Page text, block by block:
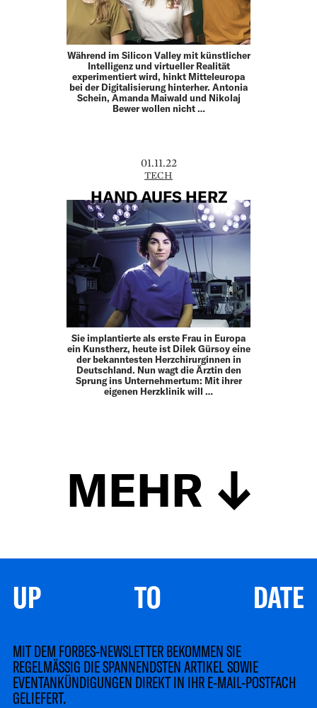
Während im Silicon Valley mit künstlicher
Intelligenz und virtueller Realität
experimentiert wird, hinkt Mitteleuropa
bei der Digitalisierung hinterher. Antonia
Schein, Amanda Maiwald und Nikolaj
Bewer wollen nicht …
01.11.22
TECH
HAND AUFS HERZ
Sie implantierte als erste Frau in Europa
ein Kunstherz, heute ist Dilek Gürsoy eine
der bekanntesten Herzchirurginnen in
Deutschland. Nun wagt die Ärztin den
Sprung ins Unternehmertum: Mit ihrer
eigenen Herzklinik will …
MEHR
UP TO DATE
MIT DEM FORBES-NEWSLETTER BEKOMMEN SIE
REGELMÄSSIG DIE SPANNENDSTEN ARTIKEL SOWIE
EVENTANKÜNDIGUNGEN DIREKT IN IHR E-MAIL-POSTFACH
GELIEFERT.